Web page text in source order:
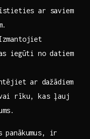
ar saviem
iegūti no datiem
ar dažādiem
vai rīku, kas ļauj
panākumus,​ ir